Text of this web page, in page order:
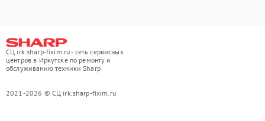
СЦ irk.sharp-fixim.ru - сеть сервисных
центров в Иркутске по ремонту и
обслуживанию техники Sharp
2021-2026 © СЦ irk.sharp-fixim.ru